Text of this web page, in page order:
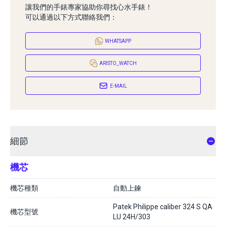
讓我們的手錶專家協助你尋找心水手錶！
可以通過以下方式聯絡我們：
WHATSAPP
ARISTO_WATCH
E-MAIL
細節
機芯
機芯種類 自動上鍊
機芯型號
Patek Philippe caliber 324 S QA
LU 24H/303